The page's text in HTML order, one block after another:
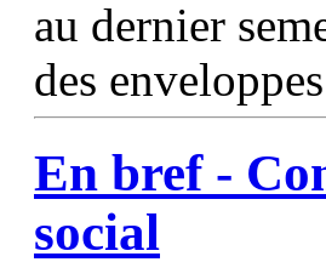
au dernier
des enveloppes
En bref -
social